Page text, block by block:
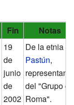
Fin Notas
19
de
junio
de
2002
De la etnia
Pastún,
representante
del "Grupo de
Roma".